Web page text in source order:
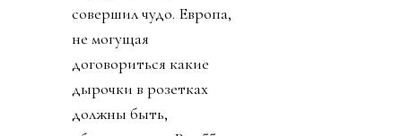
совершил чудо. Европа,
не могущая
договориться какие
дырочки в розетках
должны быть,